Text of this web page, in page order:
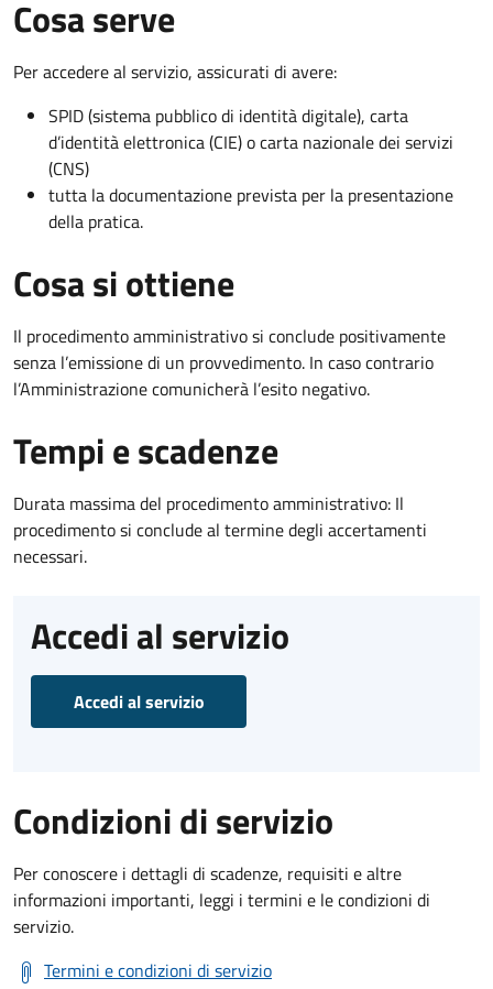
Cosa serve
Per accedere al servizio, assicurati di avere:
SPID (sistema pubblico di identità digitale), carta
d’identità elettronica (CIE) o carta nazionale dei servizi
(CNS)
tutta la documentazione prevista per la presentazione
della pratica.
Cosa si ottiene
Il procedimento amministrativo si conclude positivamente
senza l’emissione di un provvedimento. In caso contrario
l’Amministrazione comunicherà l’esito negativo.
Tempi e scadenze
Durata massima del procedimento amministrativo: Il
procedimento si conclude al termine degli accertamenti
necessari.
Accedi al servizio
Accedi al servizio
Condizioni di servizio
Per conoscere i dettagli di scadenze, requisiti e altre
informazioni importanti, leggi i termini e le condizioni di
servizio.
Termini e condizioni di servizio